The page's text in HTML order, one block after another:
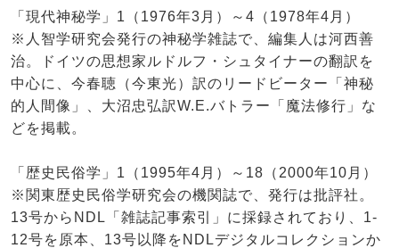
「現代神秘学」1（1976年3月）～4（1978年4月）
※人智学研究会発行の神秘学雑誌で、編集人は河西善
治。ドイツの思想家ルドルフ・シュタイナーの翻訳を
中心に、今春聴（今東光）訳のリードビーター「神秘
的人間像」、大沼忠弘訳W.E.バトラー「魔法修行」な
どを掲載。
「歴史民俗学」1（1995年4月）～18（2000年10月）
※関東歴史民俗学研究会の機関誌で、発行は批評社。
13号からNDL「雑誌記事索引」に採録されており、1-
12号を原本、13号以降をNDLデジタルコレクションか